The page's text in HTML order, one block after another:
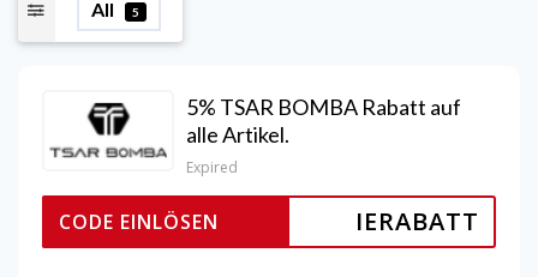
All 5
5% TSAR BOMBA Rabatt auf
alle Artikel.
Expired
IERABATT
CODE EINLÖSEN